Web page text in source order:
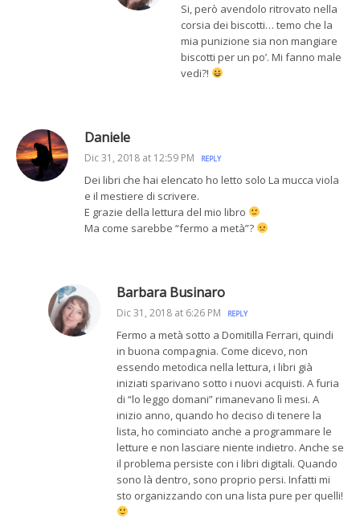
Si, però avendolo ritrovato nella
corsia dei biscotti… temo che la
mia punizione sia non mangiare
biscotti per un po’. Mi fanno male
vedi?!
Daniele
Dic 31, 2018 at 12:59 PM REPLY
Dei libri che hai elencato ho letto solo La mucca viola
e il mestiere di scrivere.
E grazie della lettura del mio libro
Ma come sarebbe “fermo a metà”?
Barbara Businaro
Dic 31, 2018 at 6:26 PM REPLY
Fermo a metà sotto a Domitilla Ferrari, quindi
in buona compagnia. Come dicevo, non
essendo metodica nella lettura, i libri già
iniziati sparivano sotto i nuovi acquisti. A furia
di “lo leggo domani” rimanevano lì mesi. A
inizio anno, quando ho deciso di tenere la
lista, ho cominciato anche a programmare le
letture e non lasciare niente indietro. Anche se
il problema persiste con i libri digitali. Quando
sono là dentro, sono proprio persi. Infatti mi
sto organizzando con una lista pure per quelli!